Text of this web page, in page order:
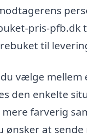
pris-pfb.dk
til
vælge
den enkelte
farverig
at